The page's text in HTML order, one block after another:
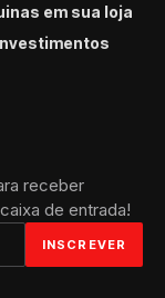
em sua loja
receber
de entrada!